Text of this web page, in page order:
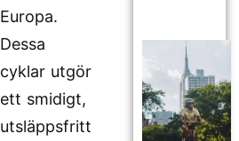
Europa.
Dessa
cyklar utgör
ett smidigt,
utsläppsfritt